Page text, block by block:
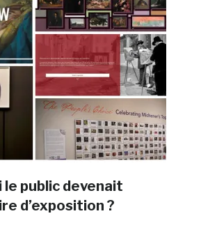
le public devenait
d’exposition ?